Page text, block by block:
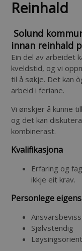
Reinhald
Solund
innan reinhald
Ein del av arbeidet
kveldstid, og vi
til å søkje. Det kan
arbeid i feriane.
Vi ønskjer å kunne
og det kan
kombinerast.
Kvalifikasjona
Erfaring og
ikkje eit krav.
Personlege
Sjølvstendig